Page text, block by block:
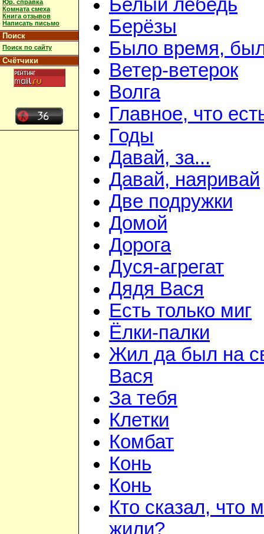
Юр. справка
Комната смеха
Книга отзывов
Написать письмо
Поиск
Поиск по сайту
Счётчики
Белый лебедь
Берёзы
Было время,
Ветер-ветерок
Волга
Главное, что
Годы
Давай, за...
Давай, наяривай
Две подружки
Домой
Дорога
Дуся-агрегат
Дядя Вася
Есть только миг
Ёлки-палки
Жил да был на
Вася
За тебя
Клетки
Комбат
Конь
Конь
Кто сказал, что
жили?